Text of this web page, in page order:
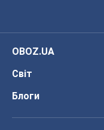
OBOZ.UA
Світ
Блоги